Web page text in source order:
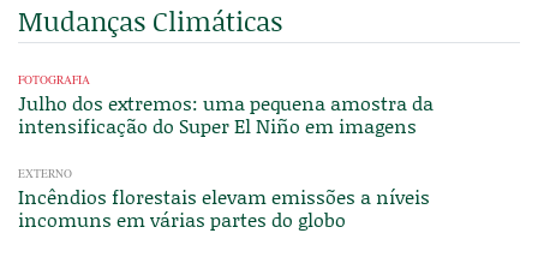
Mudanças Climáticas
FOTOGRAFIA
Julho dos extremos: uma pequena amostra da
intensificação do Super El Niño em imagens
EXTERNO
Incêndios florestais elevam emissões a níveis
incomuns em várias partes do globo